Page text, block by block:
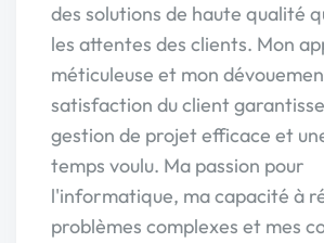
des solutions de haute qualité
les attentes des clients. Mon
méticuleuse et mon
satisfaction du client
gestion de projet efficace et
temps voulu. Ma passion pour
l'informatique, ma capacité à
problèmes complexes et mes